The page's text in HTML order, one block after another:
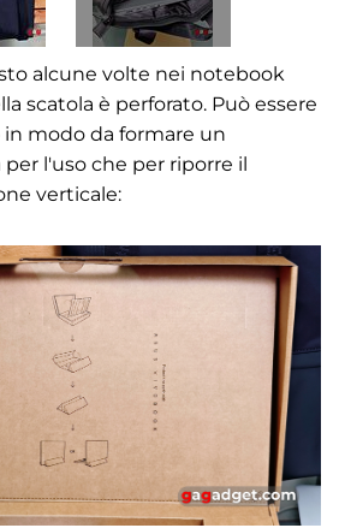
alcune volte nei notebook
scatola è perforato. Può essere
modo da formare un
l'uso che per riporre il
verticale: